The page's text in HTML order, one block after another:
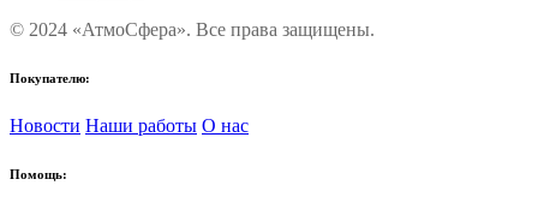
© 2024 «АтмоСфера». Все права защищены.
Покупателю:
Новости Наши работы О нас
Помощь: